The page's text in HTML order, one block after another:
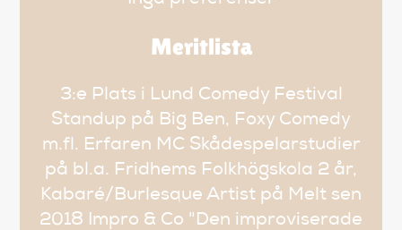
Meritlista
3:e Plats i Lund Comedy Festival
Standup på Big Ben, Foxy Comedy
m.fl. Erfaren MC Skådespelarstudier
på bl.a. Fridhems Folkhögskola 2 år,
Kabaré/Burlesque Artist på Melt sen
2018 Impro & Co "Den improviserade